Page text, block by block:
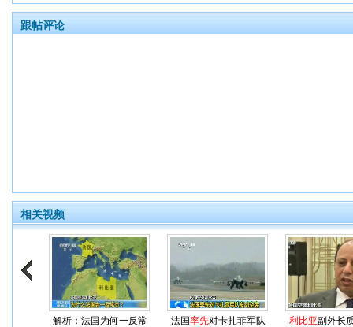
跟帖评论
相关视频
解析：法国为何一反常
法国率先对卡扎菲军队
利比亚副外长